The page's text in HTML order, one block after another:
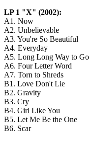
LP 1 "X" (2002):
A1. Now
A2. Unbelievable
A3. You're So Beautiful
A4. Everyday
A5. Long Long Way to Go
A6. Four Letter Word
A7. Torn to Shreds
B1. Love Don't Lie
B2. Gravity
B3. Cry
B4. Girl Like You
B5. Let Me Be the One
B6. Scar